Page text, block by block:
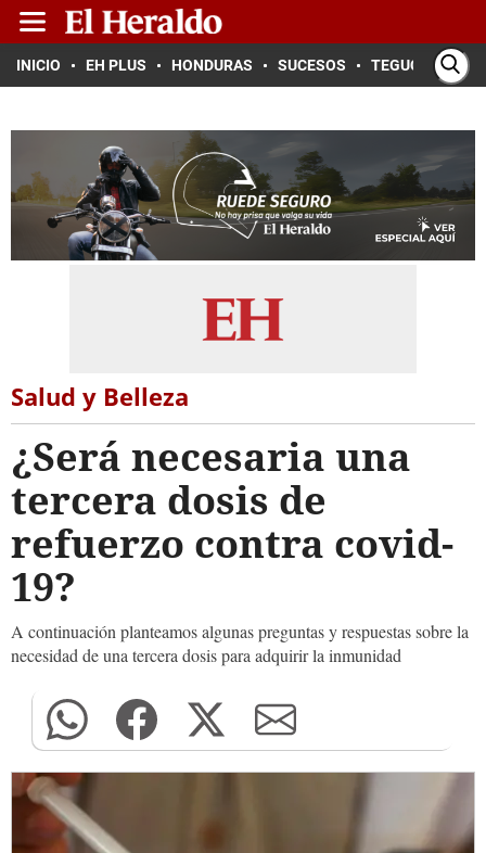
INICIO EH PLUS HONDURAS SUCESOS TEGUCIGALPA
Salud y Belleza
¿Será necesaria una
tercera dosis de
refuerzo contra covid-
19?
A continuación planteamos algunas preguntas y respuestas sobre la
necesidad de una tercera dosis para adquirir la inmunidad